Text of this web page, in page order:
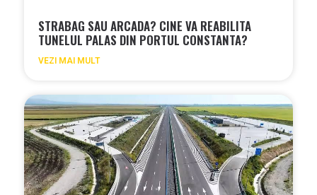
STRABAG SAU ARCADA? CINE VA REABILITA
TUNELUL PALAS DIN PORTUL CONSTANTA?
VEZI MAI MULT